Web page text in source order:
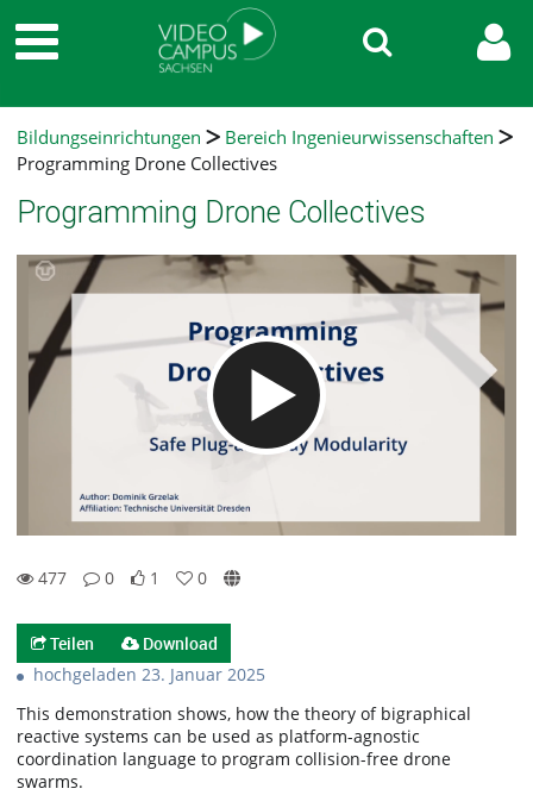
Bildungseinrichtungen
Bereich Ingenieurwissenschaften
Programming Drone Collectives
Programming Drone Collectives
477
0
1
0
Teilen
Download
hochgeladen 23. Januar 2025
This demonstration shows, how the theory of bigraphical
reactive systems can be used as platform-agnostic
coordination language to program collision-free drone
swarms.